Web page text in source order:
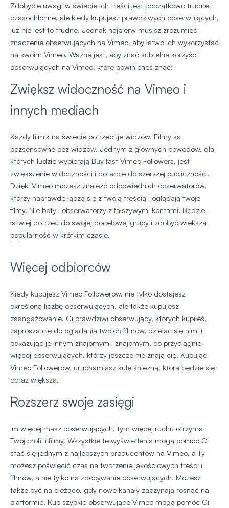
Zdobycie uwagi w świecie ich treści jest początkowo trudne i
czasochłonne, ale kiedy kupujesz prawdziwych obserwujących,
już nie jest to trudne. Jednak najpierw musisz zrozumieć
znaczenie obserwujących na Vimeo, aby łatwo ich wykorzystać
na swoim Vimeo. Ważne jest, aby znać subtelne korzyści
obserwujących na Vimeo, które powinieneś znać:
Zwiększ widoczność na Vimeo i
innych mediach
Każdy filmik na świecie potrzebuje widzów. Filmy są
bezsensowne bez widzów. Jednym z głównych powodów, dla
których ludzie wybierają Buy fast Vimeo Followers, jest
zwiększenie widoczności i dotarcie do szerszej publiczności.
Dzięki Vimeo możesz znaleźć odpowiednich obserwatorów,
którzy naprawdę łączą się z twoją treścią i oglądają twoje
filmy. Nie boty i obserwatorzy z fałszywymi kontami. Będzie
łatwiej dotrzeć do swojej docelowej grupy i zdobyć większą
popularność w krótkim czasie.
Więcej odbiorców
Kiedy kupujesz Vimeo Followerów, nie tylko dostajesz
określoną liczbę obserwujących, ale także kupujesz
zaangażowanie. Ci prawdziwi obserwujący, których kupiłeś,
zaproszą cię do oglądania twoich filmów, dzieląc się nimi i
pokazując je innym znajomym i znajomym, co przyciągnie
więcej obserwujących, którzy jeszcze nie znają cię. Kupując
Vimeo Followerów, uruchamiasz kulę śnieżną, która będzie się
coraz większa.
Rozszerz swoje zasięgi
Im więcej masz obserwujących, tym więcej ruchu otrzyma
Twój profil i filmy. Wszystkie te wyświetlenia mogą pomóc Ci
stać się jednym z najlepszych producentów na Vimeo, a Ty
możesz poświęcić czas na tworzenie jakościowych treści i
filmów, a nie tylko na zdobywanie obserwujących. Możesz
także być na bieżąco, gdy nowe kanały zaczynają rosnąć na
platformie. Kup szybkie obserwujące Vimeo mogą pomóc Ci